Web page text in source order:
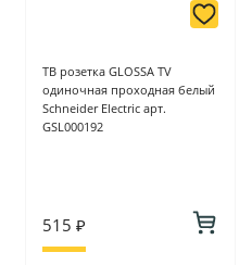
ТВ розетка GLOSSA TV
одиночная проходная белый
Schneider Electric арт.
GSL000192
515 ₽